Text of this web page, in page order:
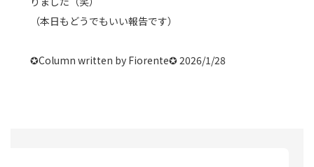
（本日もどうでもいい報告です）
✪Column written by Fiorente✪ 2026/1/28